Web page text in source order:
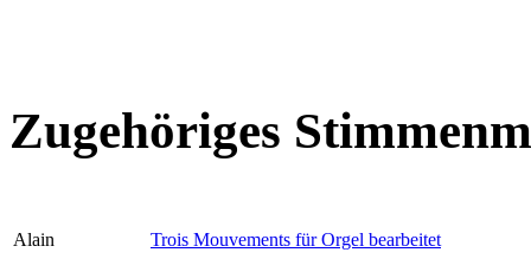
Zugehöriges
Alain Trois Mouvements für Orgel bearbeitet